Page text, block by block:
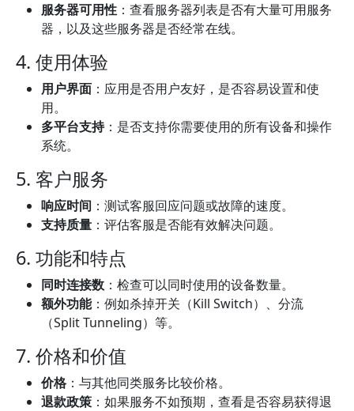
服务器可用性 ：查看服务器列表是否有大量可用服务
器，以及这些服务器是否经常在线。
4. 使用体验
用户界面 ：应用是否用户友好，是否容易设置和使
用。
多平台支持：是否支持你需要使用的所有设备和操作
系统。
5. 客户服务
响应时间 ：测试客服回应问题或故障的速度。
支持质量 ：评估客服是否能有效解决问题。
6. 功能和特点
同时连接数 ：检查可以同时使用的设备数量。
额外功能：例如杀掉开关（Kill Switch）、分流
（Split Tunneling）等。
7. 价格和价值
价格 ：与其他同类服务比较价格。
退款政策 ：如果服务不如预期，查看是否容易获得退